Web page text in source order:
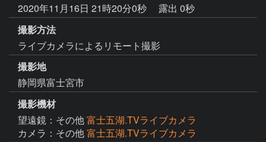
2020年11月16日 21時20分0秒
露出 0秒
撮影方法
ライブカメラによるリモート撮影
撮影地
静岡県富士宮市
撮影機材
望遠鏡：その他富士五湖.TVライブカメラ
カメラ：その他富士五湖.TVライブカメラ